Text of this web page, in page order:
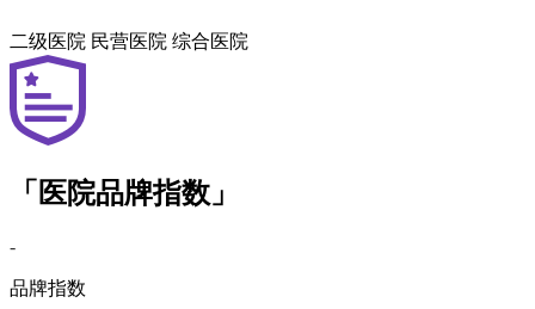
二级医院 民营医院 综合医院
「医院品牌指数」
-
品牌指数